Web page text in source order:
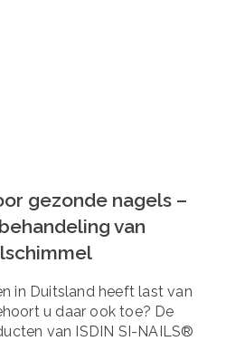
gezonde nagels –
van
in Duitsland heeft last van
u daar ook toe? De
van ISDIN SI-NAILS®